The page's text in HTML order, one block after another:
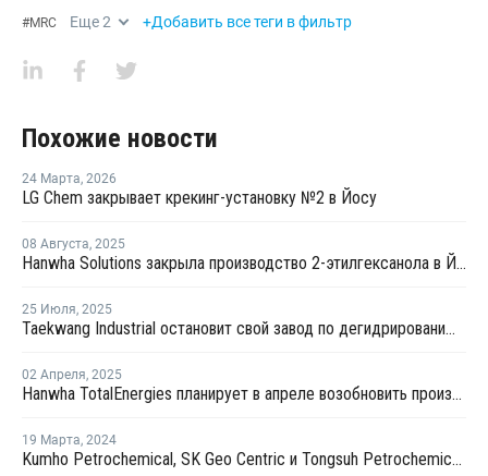
#MRC Еще2 +Добавить все теги в фильтр
Похожие новости
24 Марта, 2026
LG Chem закрывает крекинг-установку №2 в Йосу
08 Августа, 2025
Hanwha Solutions закрыла производство 2-этилгексанола в Йосу
25 Июля, 2025
Taekwang Industrial остановит свой завод по дегидрированию пропана в Южной Корее
02 Апреля, 2025
Hanwha TotalEnergies планирует в апреле возобновить производство на крекинг-установке в Даэсане
19 Марта, 2024
Kumho Petrochemical, SK Geo Centric и Tongsuh Petrochemical создадут цепочку поставок биомономеров